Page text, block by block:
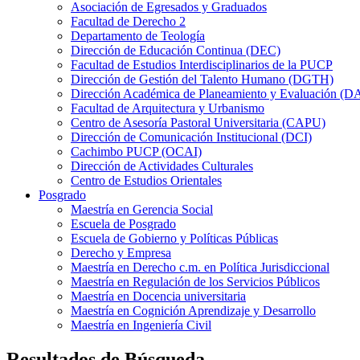
Asociación de Egresados y Graduados
Facultad de Derecho 2
Departamento de Teología
Dirección de Educación Continua (DEC)
Facultad de Estudios Interdisciplinarios de la PUCP
Dirección de Gestión del Talento Humano (DGTH)
Dirección Académica de Planeamiento y Evaluación
Facultad de Arquitectura y Urbanismo
Centro de Asesoría Pastoral Universitaria (CAPU)
Dirección de Comunicación Institucional (DCI)
Cachimbo PUCP (OCAI)
Dirección de Actividades Culturales
Centro de Estudios Orientales
Posgrado
Maestría en Gerencia Social
Escuela de Posgrado
Escuela de Gobierno y Políticas Públicas
Derecho y Empresa
Maestría en Derecho c.m. en Política Jurisdiccional
Maestría en Regulación de los Servicios Públicos
Maestría en Docencia universitaria
Maestría en Cognición Aprendizaje y Desarrollo
Maestría en Ingeniería Civil